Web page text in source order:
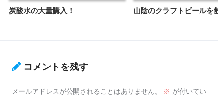
炭酸水の大量購入！ 山陰のクラフトビールを
コメントを残す
メールアドレスが公開されることはありません。 ※ が付いてい